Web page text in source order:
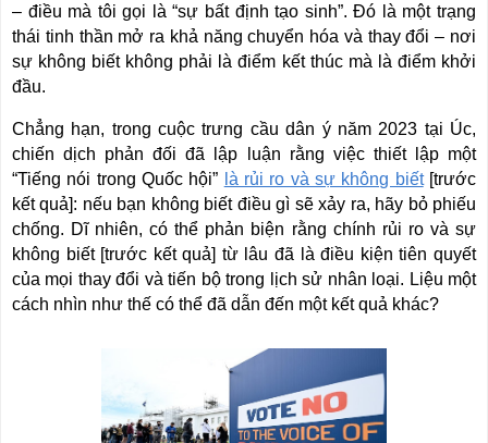
– điều mà tôi gọi là “sự bất định tạo sinh”. Đó là một trạng
thái tinh thần mở ra khả năng chuyển hóa và thay đổi – nơi
sự không biết không phải là điểm kết thúc mà là điểm khởi
đầu.
Chẳng hạn, trong cuộc trưng cầu dân ý năm 2023 tại Úc,
chiến dịch phản đối đã lập luận rằng việc thiết lập một
“Tiếng nói trong Quốc hội” là rủi ro và sự không biết [trước
kết quả]: nếu bạn không biết điều gì sẽ xảy ra, hãy bỏ phiếu
chống. Dĩ nhiên, có thể phản biện rằng chính rủi ro và sự
không biết [trước kết quả] từ lâu đã là điều kiện tiên quyết
của mọi thay đổi và tiến bộ trong lịch sử nhân loại. Liệu một
cách nhìn như thế có thể đã dẫn đến một kết quả khác?